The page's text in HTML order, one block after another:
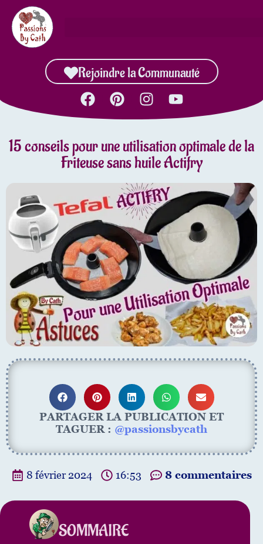
Rejoindre la Communauté
15 conseils pour une utilisation optimale de la
Friteuse sans huile Actifry
PARTAGER LA PUBLICATION ET
TAGUER : @passionsbycath
8 février 2024 16:53 8 commentaires
SOMMAIRE